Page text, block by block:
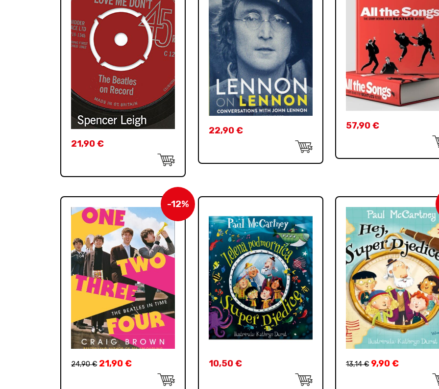
21,90€
22,90€ 57,90€
-12%
24,90€ 21,90€ 10,50€ 13,14€ 9,90€